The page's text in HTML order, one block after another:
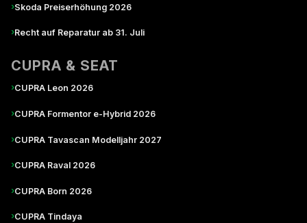
›Skoda Preiserhöhung 2026
›Recht auf Reparatur ab 31. Juli
CUPRA & SEAT
›CUPRA Leon 2026
›CUPRA Formentor e-Hybrid 2026
›CUPRA Tavascan Modelljahr 2027
›CUPRA Raval 2026
›CUPRA Born 2026
›CUPRA Tindaya